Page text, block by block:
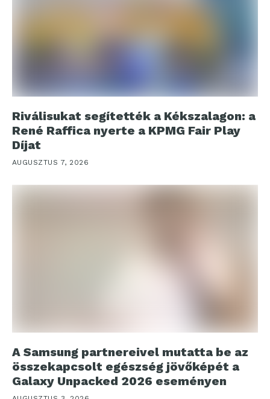
Riválisukat segítették a Kékszalagon: a
René Raffica nyerte a KPMG Fair Play
Díjat
AUGUSZTUS 7, 2026
A Samsung partnereivel mutatta be az
összekapcsolt egészség jövőképét a
Galaxy Unpacked 2026 eseményen